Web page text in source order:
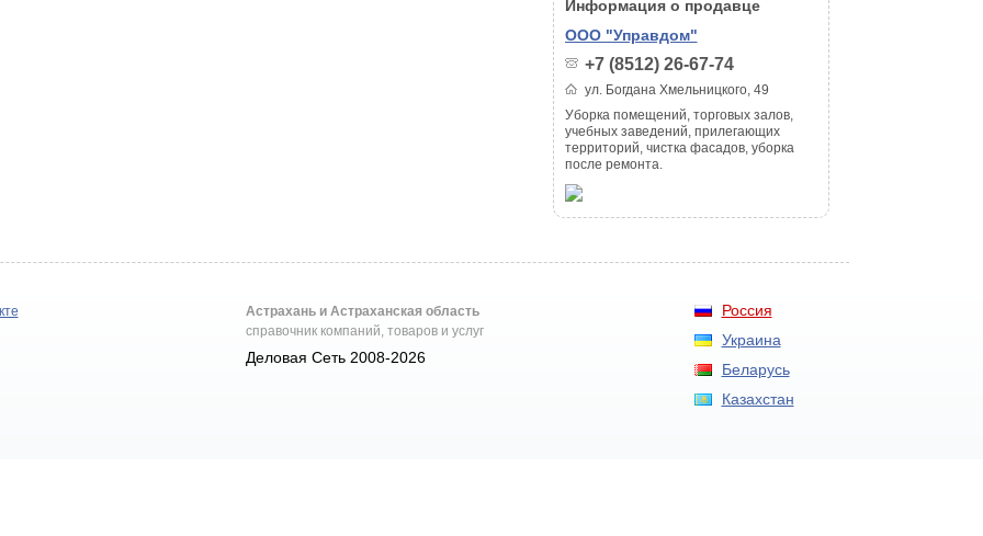
Информация о продавце
ООО "Управдом"
+7 (8512) 26-67-74
ул. Богдана Хмельницкого, 49
Уборка помещений, торговых залов,
учебных заведений, прилегающих
территорий, чистка фасадов, уборка
после ремонта.
Россия
Украина
Беларусь
Казахстан
Астрахань и Астраханская область
справочник компаний, товаров и услуг
Деловая Сеть 2008-2026